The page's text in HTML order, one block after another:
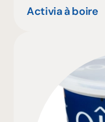
Activia à boire